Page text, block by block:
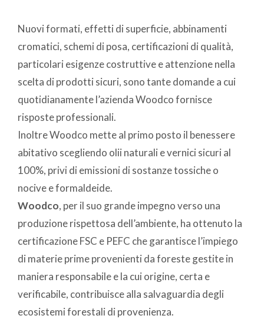
Nuovi formati, effetti di superficie, abbinamenti
cromatici, schemi di posa, certificazioni di qualità,
particolari esigenze costruttive e attenzione nella
scelta di prodotti sicuri, sono tante domande a cui
quotidianamente l’azienda Woodco fornisce
risposte professionali.
Inoltre Woodco mette al primo posto il benessere
abitativo scegliendo olii naturali e vernici sicuri al
100%, privi di emissioni di sostanze tossiche o
nocive e formaldeide.
Woodco, per il suo grande impegno verso una
produzione rispettosa dell’ambiente, ha ottenuto la
certificazione FSC e PEFC che garantisce l’impiego
di materie prime provenienti da foreste gestite in
maniera responsabile e la cui origine, certa e
verificabile, contribuisce alla salvaguardia degli
ecosistemi forestali di provenienza.